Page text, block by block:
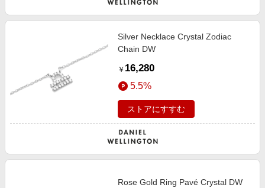
Silver Necklace Crystal Zodiac
Chain DW
￥ 16,280
5.5%
ストアにすすむ
Rose Gold Ring Pavé Crystal DW